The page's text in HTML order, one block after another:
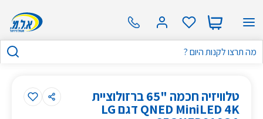
טלוויזיה חכמה "65 ברזולוציית
QNED MiniLED 4K דגם LG